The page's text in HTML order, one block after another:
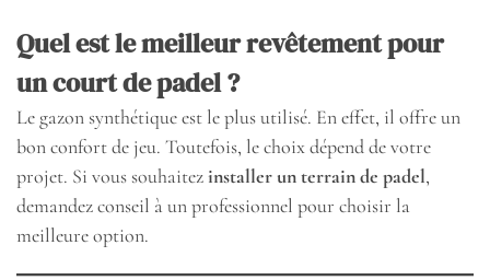
Quel est le meilleur revêtement pour
un court de padel ?
Le gazon synthétique est le plus utilisé. En effet, il offre un
bon confort de jeu. Toutefois, le choix dépend de votre
projet. Si vous souhaitezinstaller un terrain de padel,
demandez conseil à un professionnel pour choisir la
meilleure option.